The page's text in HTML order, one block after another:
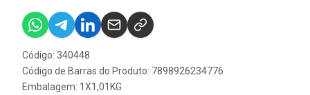
Código: 340448
Código de Barras do Produto: 7898926234776
Embalagem: 1X1,01KG